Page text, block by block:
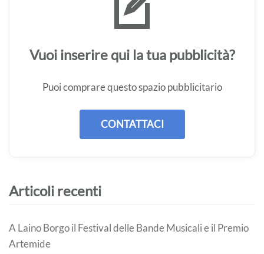
Vuoi inserire qui la tua pubblicità?
Puoi comprare questo spazio pubblicitario
CONTATTACI
Articoli recenti
A Laino Borgo il Festival delle Bande Musicali e il Premio
Artemide